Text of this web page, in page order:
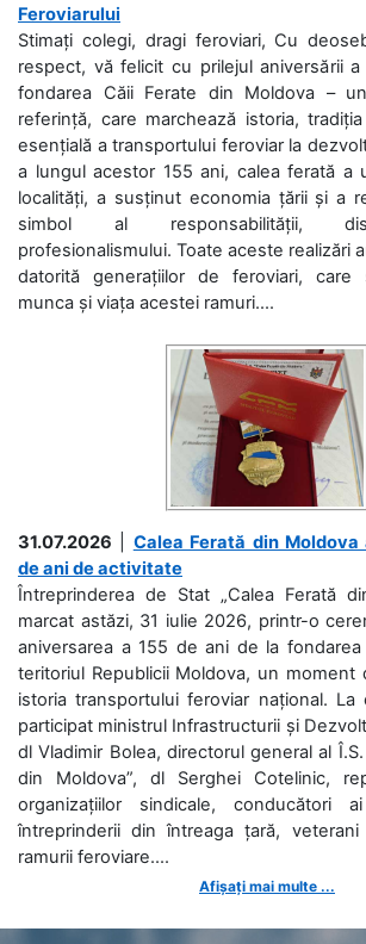
Feroviarului
Stimați colegi, dragi feroviari, Cu
respect, vă felicit cu prilejul aniversării
fondarea Căii Ferate din Moldova –
referință, care marchează istoria,
esențială a transportului feroviar la
a lungul acestor 155 ani, calea ferată a
localități, a susținut economia țării și a
simbol al responsabilității,
profesionalismului. Toate aceste realizări
datorită generațiilor de feroviari, care
munca și viața acestei ramuri....
31.07.2026
Calea Ferată din Moldova
de ani de activitate
Întreprinderea de Stat „Calea Ferată
marcat astăzi, 31 iulie 2026, printr-o
aniversarea a 155 de ani de la
teritoriul Republicii Moldova, un moment
istoria transportului feroviar național. La
participat ministrul Infrastructurii și
dl Vladimir Bolea, directorul general al Î.S.
din Moldova”, dl Serghei Cotelinic,
organizațiilor sindicale, conducători
întreprinderii din întreaga țară,
ramurii feroviare....
Afișați mai multe ...